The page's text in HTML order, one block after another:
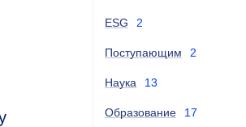
ESG 2
Поступающим 2
Наука 13
Образование 17